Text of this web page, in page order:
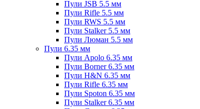
Пули JSB 5.5 мм
Пули Rifle 5.5 мм
Пули RWS 5.5 мм
Пули Stalker 5.5 мм
Пули Люман 5.5 мм
Пули 6.35 мм
Пули Apolo 6.35 мм
Пули Borner 6.35 мм
Пули H&N 6.35 мм
Пули Rifle 6.35 мм
Пули Spoton 6.35 мм
Пули Stalker 6.35 мм